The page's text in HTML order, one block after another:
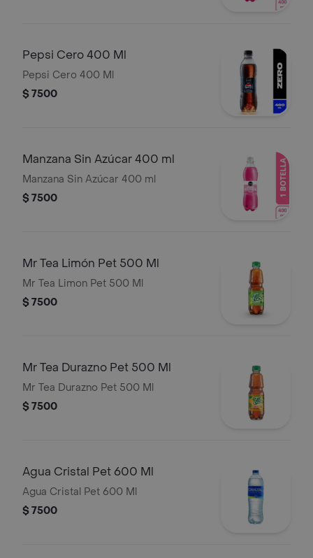
Pepsi Cero 400 Ml
Pepsi Cero 400 Ml
$ 7500
Manzana Sin Azúcar 400 ml
Manzana Sin Azúcar 400 ml
$ 7500
Mr Tea Limón Pet 500 Ml
Mr Tea Limon Pet 500 Ml
$ 7500
Mr Tea Durazno Pet 500 Ml
Mr Tea Durazno Pet 500 Ml
$ 7500
Agua Cristal Pet 600 Ml
Agua Cristal Pet 600 Ml
$ 7500